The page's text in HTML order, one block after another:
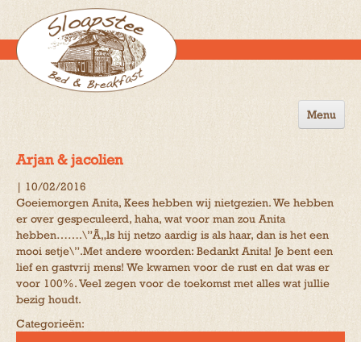
Menu
Omgeving
Activiteiten
Gastenboek
Arjan & jacolien
| 10/02/2016
Goeiemorgen Anita, Kees hebben wij nietgezien. We hebben
er over gespeculeerd, haha, wat voor man zou Anita
hebben…….\”Ã„ls hij netzo aardig is als haar, dan is het een
mooi setje\”.Met andere woorden: Bedankt Anita! Je bent een
lief en gastvrij mens! We kwamen voor de rust en dat was er
voor 100%. Veel zegen voor de toekomst met alles wat jullie
bezig houdt.
Categorieën: